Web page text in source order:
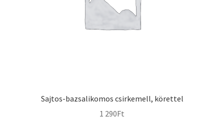
Sajtos-bazsalikomos csirkemell, körettel
1 290Ft